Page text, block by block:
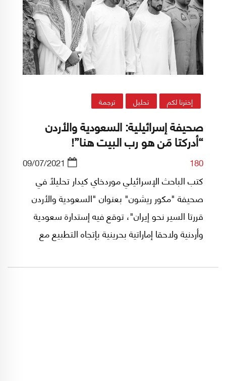
إخترنا لكم تحليل ترجمة
صحيفة إسرائيلية: السعودية والأردن
“أدركتا مَن هو رب البيت هنا”!
180
09/07/2021
كتب الباحث الإسرائيلي موردخاي كيدار تحليلاً في
صحيفة "مكور ريشون" بعنوان "السعودية والأردن
قررتا السير نحو إيران"، توقع فيه إستدارة سعودية
وأردنية ولاحقا إماراتية بحرينية بإتجاه التطبيع مع